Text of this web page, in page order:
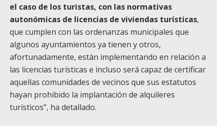
el caso de los turistas, con las normativas
autonómicas de licencias de viviendas turísticas,
que cumplen con las ordenanzas municipales que
algunos ayuntamientos ya tienen y otros,
afortunadamente, están implementando en relación a
las licencias turísticas e incluso será capaz de certificar
aquellas comunidades de vecinos que sus estatutos
hayan prohibido la implantación de alquileres
turísticos”, ha detallado.